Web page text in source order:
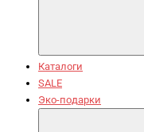
Каталоги
SALE
Эко-подарки